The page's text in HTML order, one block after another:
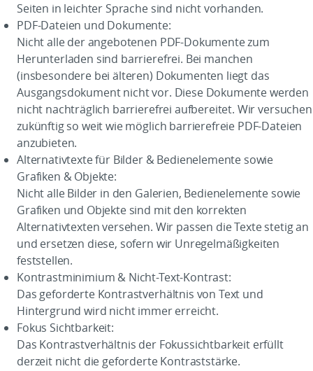
Seiten in leichter Sprache sind nicht vorhanden.
PDF-Dateien und Dokumente:
Nicht alle der angebotenen PDF-Dokumente zum
Herunterladen sind barrierefrei. Bei manchen
(insbesondere bei älteren) Dokumenten liegt das
Ausgangsdokument nicht vor. Diese Dokumente werden
nicht nachträglich barrierefrei aufbereitet. Wir versuchen
zukünftig so weit wie möglich barrierefreie PDF-Dateien
anzubieten.
Alternativtexte für Bilder & Bedienelemente sowie
Grafiken & Objekte:
Nicht alle Bilder in den Galerien, Bedienelemente sowie
Grafiken und Objekte sind mit den korrekten
Alternativtexten versehen. Wir passen die Texte stetig an
und ersetzen diese, sofern wir Unregelmäßigkeiten
feststellen.
Kontrastminimium & Nicht-Text-Kontrast:
Das geforderte Kontrastverhältnis von Text und
Hintergrund wird nicht immer erreicht.
Fokus Sichtbarkeit:
Das Kontrastverhältnis der Fokussichtbarkeit erfüllt
derzeit nicht die geforderte Kontraststärke.